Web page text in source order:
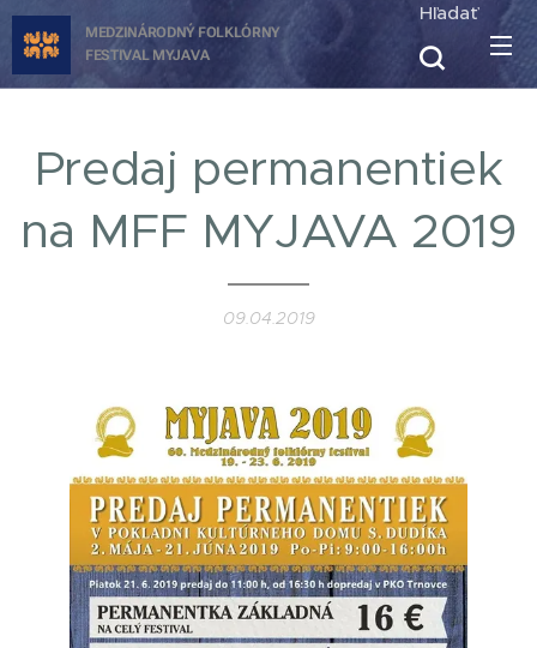
MEDZINÁRODNÝ FOLKLÓRNY
FESTIVAL MYJAVA
Hľadať
Predaj permanentiek
na MFF MYJAVA 2019
09.04.2019